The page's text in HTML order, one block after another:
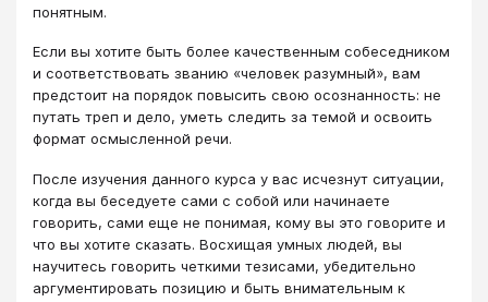
понятным.
Если вы хотите быть более качественным собеседником
и соответствовать званию «человек разумный», вам
предстоит на порядок повысить свою осознанность: не
путать треп и дело, уметь следить за темой и освоить
формат осмысленной речи.
После изучения данного курса у вас исчезнут ситуации,
когда вы беседуете сами с собой или начинаете
говорить, сами еще не понимая, кому вы это говорите и
что вы хотите сказать. Восхищая умных людей, вы
научитесь говорить четкими тезисами, убедительно
аргументировать позицию и быть внимательным к